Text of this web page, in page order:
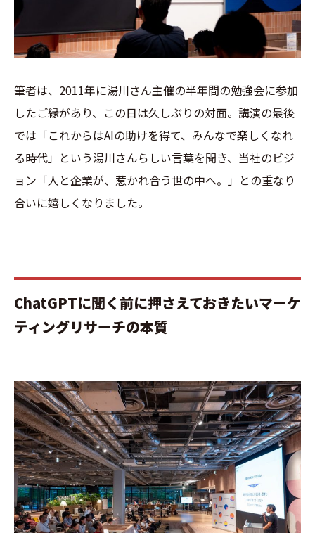
筆者は、2011年に湯川さん主催の半年間の勉強会に参加
したご縁があり、この日は久しぶりの対面。講演の最後
では「これからはAIの助けを得て、みんなで楽しくなれ
る時代」という湯川さんらしい言葉を聞き、当社のビジ
ョン「人と企業が、惹かれ合う世の中へ。」との重なり
合いに嬉しくなりました。
ChatGPTに聞く前に押さえておきたいマーケ
ティングリサーチの本質